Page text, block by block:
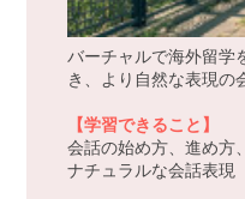
バーチャルで海外留学
き、より自然な表現の
【学習できること】
会話の始め方、進め方
ナチュラルな会話表現